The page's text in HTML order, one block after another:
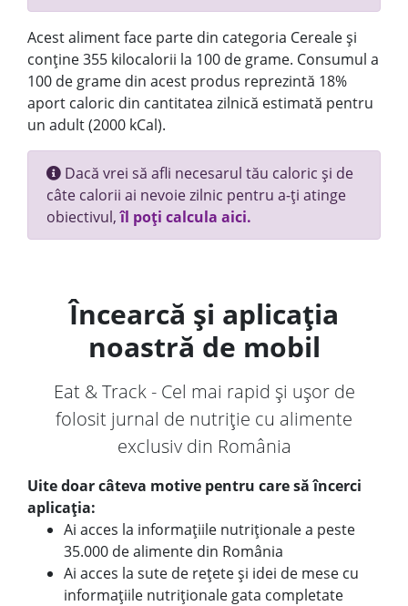
Acest aliment face parte din categoria Cereale și
conține 355 kilocalorii la 100 de grame. Consumul a
100 de grame din acest produs reprezintă 18%
aport caloric din cantitatea zilnică estimată pentru
un adult (2000 kCal).
Dacă vrei să afli necesarul tău caloric și de
câte calorii ai nevoie zilnic pentru a-ți atinge
obiectivul,îl poți calcula aici.
Încearcă și aplicația
noastră de mobil
Eat & Track - Cel mai rapid și ușor de
folosit jurnal de nutriție cu alimente
exclusiv din România
Uite doar câteva motive pentru care să încerci
aplicația:
Ai acces la informațiile nutriționale a peste
35.000 de alimente din România
Ai acces la sute de rețete și idei de mese cu
informațiile nutriționale gata completate